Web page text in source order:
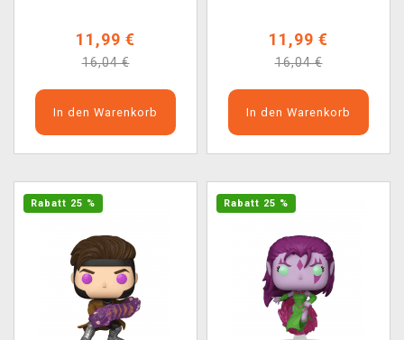
11,99 €
16,04 €
In den Warenkorb
11,99 €
16,04 €
In den Warenkorb
Rabatt 25 % Rabatt 25 %